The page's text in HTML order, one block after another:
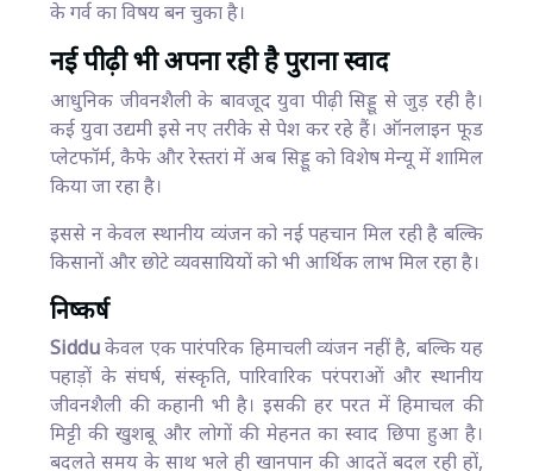
के गर्व का विषय बन चुका है।
नई पीढ़ी भी अपना रही है पुराना स्वाद
आधुनिक जीवनशैली के बावजूद युवा पीढ़ी सिड्डू से जुड़ रही है।
कई युवा उद्यमी इसे नए तरीके से पेश कर रहे हैं। ऑनलाइन फूड
प्लेटफॉर्म, कैफे और रेस्तरां में अब सिड्डू को विशेष मेन्यू में शामिल
किया जा रहा है।
इससे न केवल स्थानीय व्यंजन को नई पहचान मिल रही है बल्कि
किसानों और छोटे व्यवसायियों को भी आर्थिक लाभ मिल रहा है।
निष्कर्ष
Sidduकेवल एक पारंपरिक हिमाचली व्यंजन नहीं है, बल्कि यह
पहाड़ों के संघर्ष, संस्कृति, पारिवारिक परंपराओं और स्थानीय
जीवनशैली की कहानी भी है। इसकी हर परत में हिमाचल की
मिट्टी की खुशबू और लोगों की मेहनत का स्वाद छिपा हुआ है।
बदलते समय के साथ भले ही खानपान की आदतें बदल रही हों,